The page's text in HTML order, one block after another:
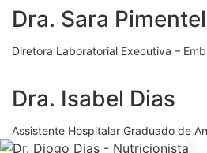
Dra. Sara Pimentel
Diretora Laboratorial Executiva –
Dra. Isabel Dias
Assistente Hospitalar Graduado de